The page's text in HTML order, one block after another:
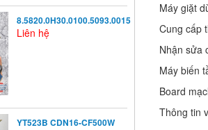
8.5820.0H30.0100.5093.0015
Liên hệ
YT523B CDN16-CF500W
Máy giặt
Cung cấp
Nhận sửa
Máy biến
Board
Thông tin